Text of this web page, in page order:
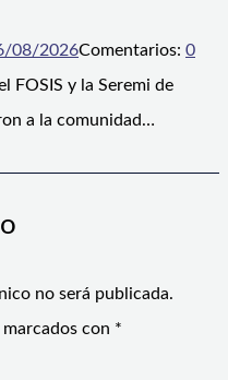
08/2026Comentarios: 0
FOSIS y la Seremi de
a la comunidad…
no será publicada.
con *